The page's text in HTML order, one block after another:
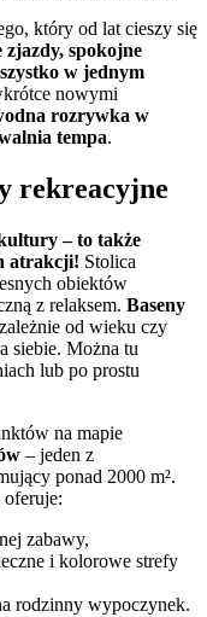
który od lat cieszy się
zjazdy, spokojne
w jednym
nowymi
rozrywka w
tempa.
rekreacyjne
– to także
atrakcji! Stolica
obiektów
z relaksem. Baseny
od wieku czy
siebie. Można tu
lub po prostu
na mapie
– jeden z
ponad 2000 m².
zabawy,
i kolorowe strefy
rodzinny wypoczynek.